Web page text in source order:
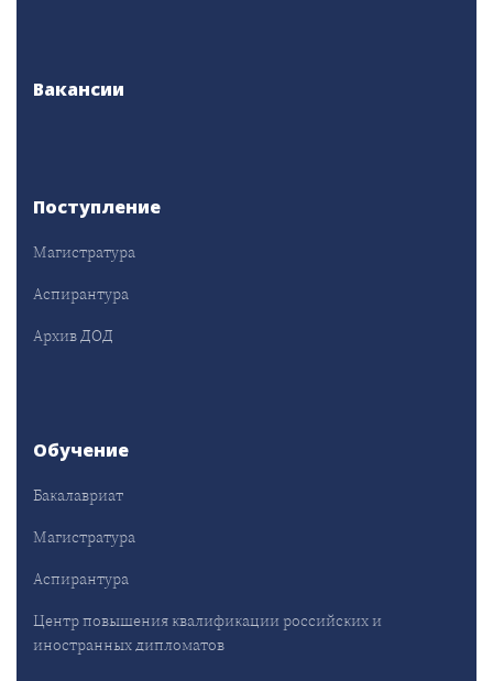
Вакансии
Поступление
Магистратура
Аспирантура
Архив ДОД
Обучение
Бакалавриат
Магистратура
Аспирантура
Центр повышения квалификации российских и
иностранных дипломатов